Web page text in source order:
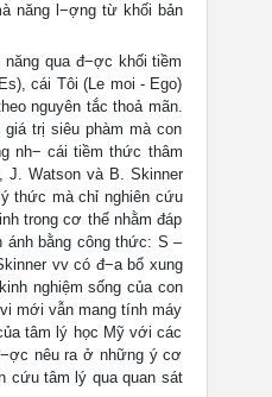
năng l−ợng từ khối bản
qua đ−ợc khối tiềm
cái Tôi (Le moi - Ego)
nguyên tắc thoả mãn.
trị siêu phàm mà con
nh− cái tiềm thức thâm
J. Watson và B. Skinner
thức mà chỉ nghiên cứu
trong cơ thể nhằm đáp
ánh bằng công thức: S –
vv có đ−a bổ xung
nghiệm sống của con
mới vẫn mang tính máy
tâm lý học Mỹ với các
nêu ra ở những ý cơ
cứu tâm lý qua quan sát